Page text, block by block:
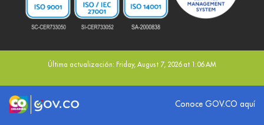
Última actualización: Friday, August 7, 2026 at 1:06 AM
Logo marca ColombiaLogo Gobierno de ColombiaConoce GOV.CO aquí